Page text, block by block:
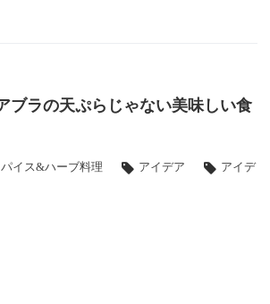
ブラの天ぷらじゃない美味しい食
パイス&ハーブ料理 アイデア
アイデ